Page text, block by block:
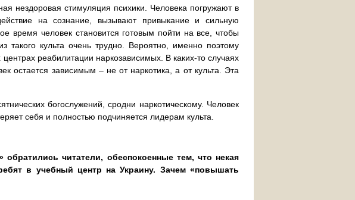
нездоровая стимуляция психики. Человека погружают в
на сознание, вызывают привыкание и сильную
время человек становится готовым пойти на все, чтобы
такого культа очень трудно. Вероятно, именно поэтому
реабилитации наркозависимых. В каких-то случаях
остается зависимым – не от наркотика, а от культа. Эта
богослужений, сродни наркотическому. Человек
себя и полностью подчиняется лидерам культа.
читатели, обеспокоенные тем, что некая
в учебный центр на Украину. Зачем «повышать